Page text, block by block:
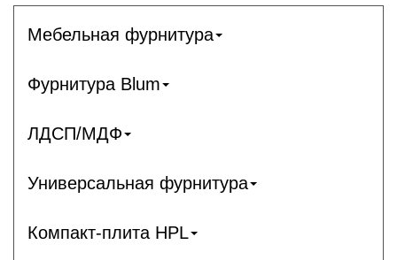
Мебельная фурнитура
Фурнитура Blum
ЛДСП/МДФ
Универсальная фурнитура
Компакт-плита HPL